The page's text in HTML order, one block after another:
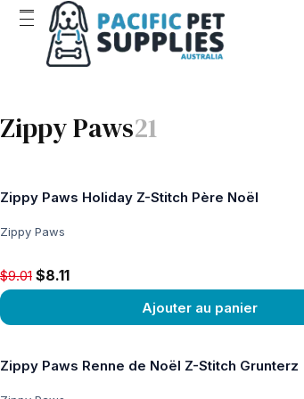
Zippy Paws21
Zippy Paws Holiday Z-Stitch Père Noël
Zippy Paws
Original price $9.01, now $8.11
$9.01 $8.11
Ajouter au panier
Zippy Paws Renne de Noël Z-Stitch Grunterz